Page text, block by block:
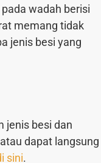
wadah berisi
memang tidak
jenis besi yang
jenis besi dan
dapat langsung
sini.